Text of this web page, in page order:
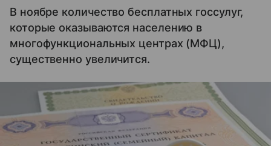
В ноябре количество бесплатных госсулуг,
которые оказываются населению в
многофункциональных центрах (МФЦ),
существенно увеличится.